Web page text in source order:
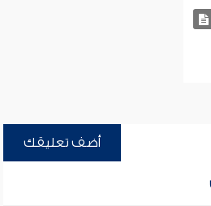
أضف تعليقك